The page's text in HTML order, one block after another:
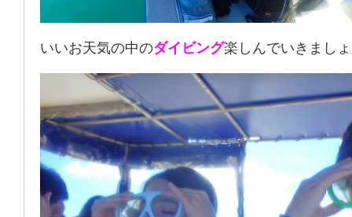
いいお天気の中のダイビング楽しんでいきまし